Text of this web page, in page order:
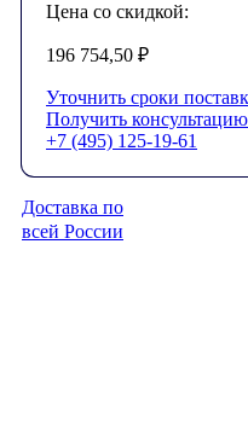
Цена со скидкой:
196 754,50 ₽
Уточнить сроки
Получить
+7 (495) 125-19-61
Доставка по
всей России